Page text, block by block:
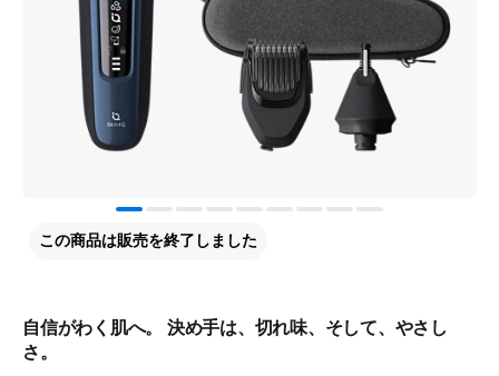
自信がわく肌へ。 決め手は、切れ味、そして、やさし
さ。
この商品は販売を終了しました